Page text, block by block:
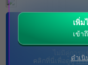
ไม่มีคู่กา
คลิกที่นี่เพื่อดูคู่กา
เพิ่ม
เข้า
ดำเนิ